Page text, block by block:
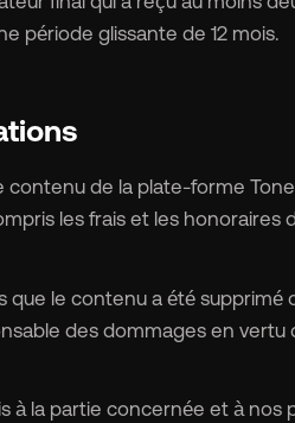
période glissante de 12 mois.
contenu de la plate-forme
les frais et les honoraires
le contenu a été supprimé
des dommages en vertu
la partie concernée et à nos